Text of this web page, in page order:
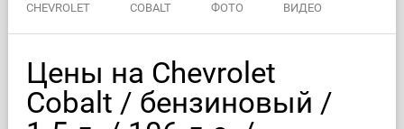
CHEVROLET COBALT ФОТО ВИДЕО
ХАРАКТЕРИСТИКИ
Цены на Chevrolet
Cobalt / бензиновый /